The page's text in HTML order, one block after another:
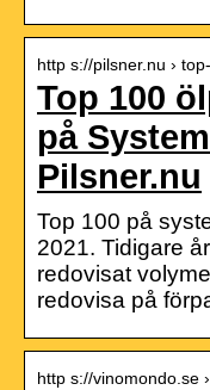
http s://pilsner.nu ›
Top 100
på
Pilsner.nu
Top 100 på
2021. Tidigare
redovisat
redovisa på
http s://vinomondo.se